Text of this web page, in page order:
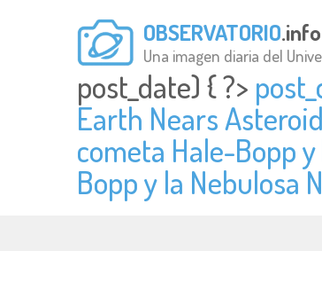
OBSERVATORIO.info
Una imagen diaria del
post_date) { ?>
Earth Nears
cometa Hale-Bopp
Bopp y la Nebulosa